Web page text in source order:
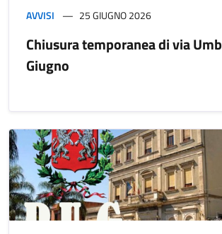
AVVISI 25 GIUGNO 2026
Chiusura temporanea di via
Giugno